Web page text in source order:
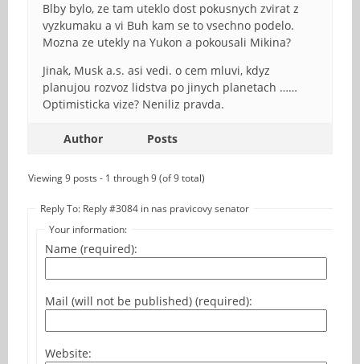
Blby bylo, ze tam uteklo dost pokusnych zvirat z
vyzkumaku a vi Buh kam se to vsechno podelo.
Mozna ze utekly na Yukon a pokousali Mikina?
Jinak, Musk a.s. asi vedi. o cem mluvi, kdyz
planujou rozvoz lidstva po jinych planetach ……
Optimisticka vize? Neniliz pravda.
Author Posts
Viewing 9 posts - 1 through 9 (of 9 total)
Reply To: Reply #3084 in nas pravicovy senator
Your information:
Name (required):
Mail (will not be published) (required):
Website: